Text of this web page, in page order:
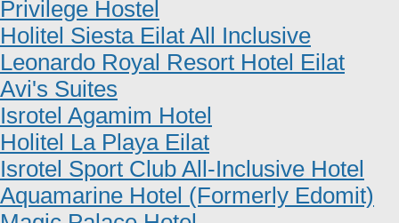
Privilege Hostel
Holitel Siesta Eilat All Inclusive
Leonardo Royal Resort Hotel Eilat
Avi's Suites
Isrotel Agamim Hotel
Holitel La Playa Eilat
Isrotel Sport Club All-Inclusive Hotel
Aquamarine Hotel (Formerly Edomit)